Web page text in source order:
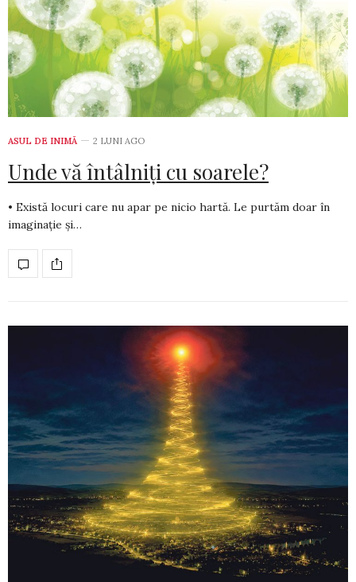
ASUL DE INIMĂ 2 LUNI AGO
Unde vă întâlniți cu soarele?
• Există locuri care nu apar pe nicio hartă. Le purtăm doar în
ima­ginație și…